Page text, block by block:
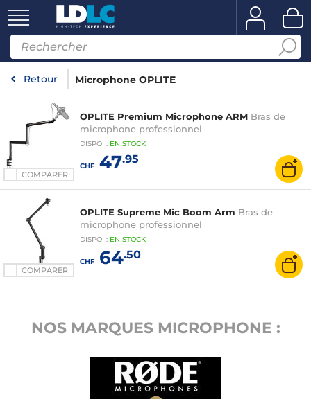
Retour Microphone OPLITE
COMPARER
OPLITE Premium Microphone ARM Bras de
microphone professionnel
DISPO : EN STOCK
CHF47.95
COMPARER
OPLITE Supreme Mic Boom Arm Bras de
microphone professionnel
DISPO : EN STOCK
CHF64.50
NOS MARQUES MICROPHONE :